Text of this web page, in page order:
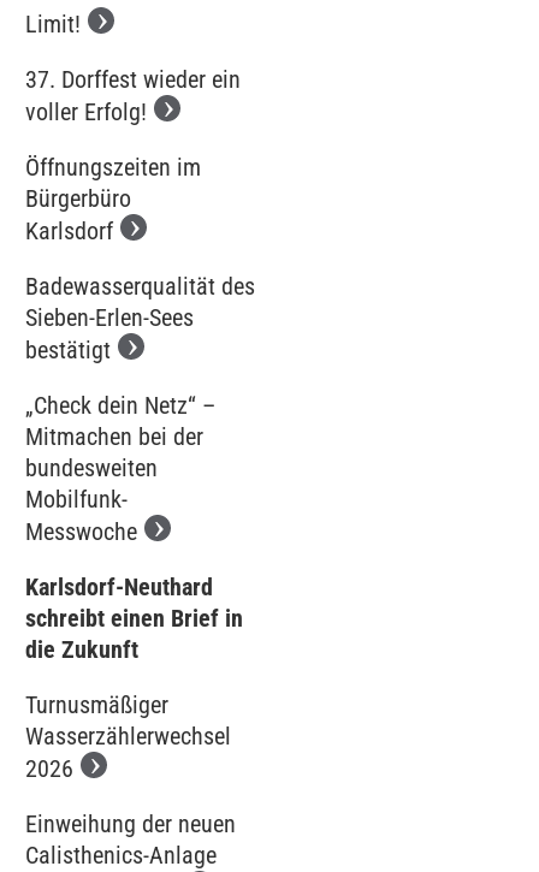
Limit!
37. Dorffest wieder ein
voller Erfolg!
Öffnungszeiten im
Bürgerbüro
Karlsdorf
Badewasserqualität des
Sieben-Erlen-Sees
bestätigt
„Check dein Netz“ –
Mitmachen bei der
bundesweiten
Mobilfunk-
Messwoche
Karlsdorf-Neuthard
schreibt einen Brief in
die Zukunft
Turnusmäßiger
Wasserzählerwechsel
2026
Einweihung der neuen
Calisthenics-Anlage